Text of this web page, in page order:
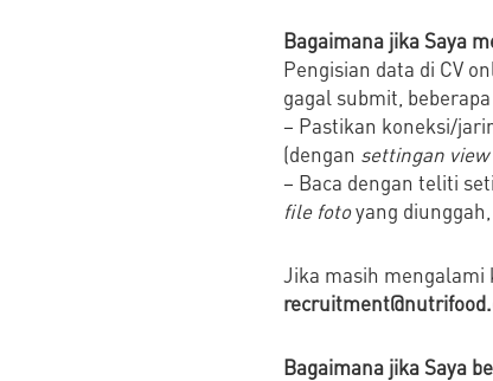
Bagaimana jika Saya
Pengisian data di CV
gagal submit,
– Pastikan koneksi/
(dengan settingan view
– Baca dengan teliti
file fotoyang
Jika masih mengalami
Bagaimana jika Saya